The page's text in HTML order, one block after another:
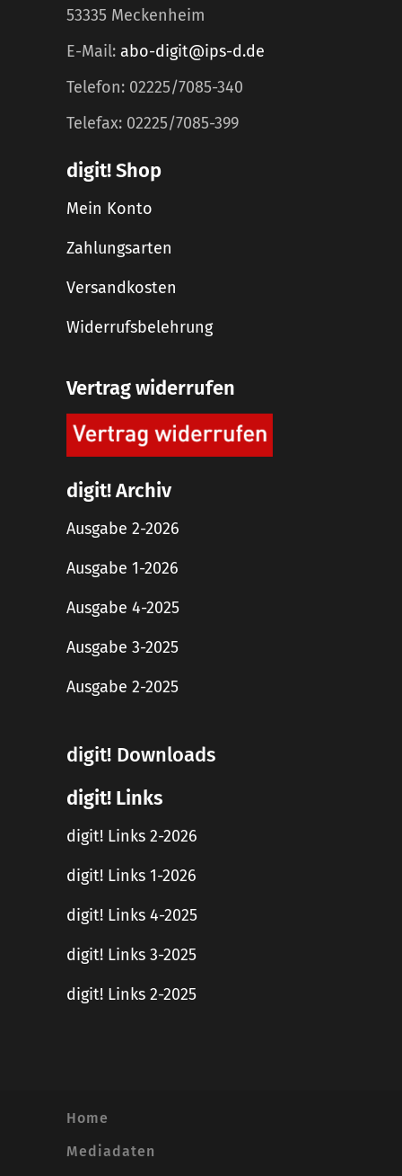
53335 Meckenheim
E-Mail: abo-digit@ips-d.de
Telefon: 02225/7085-340
Telefax: 02225/7085-399
digit! Shop
Mein Konto
Zahlungsarten
Versandkosten
Widerrufsbelehrung
Vertrag widerrufen
digit! Archiv
Ausgabe 2-2026
Ausgabe 1-2026
Ausgabe 4-2025
Ausgabe 3-2025
Ausgabe 2-2025
digit! Downloads
digit! Links
digit! Links 2-2026
digit! Links 1-2026
digit! Links 4-2025
digit! Links 3-2025
digit! Links 2-2025
Home
Mediadaten